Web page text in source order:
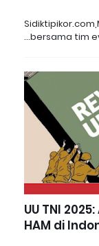
bersama tim
UU TNI
HAM di